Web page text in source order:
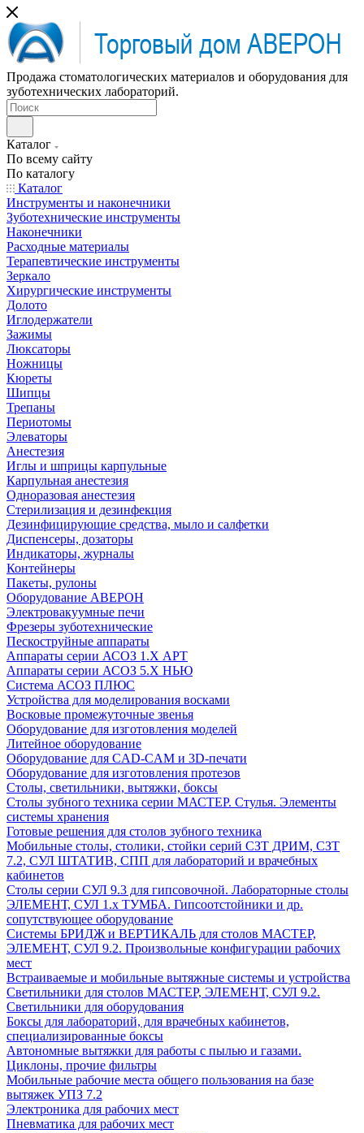
Продажа стоматологических материалов и оборудования для
зуботехнических лабораторий.
Каталог
По всему сайту
По каталогу
Каталог
Инструменты и наконечники
Зуботехнические инструменты
Наконечники
Расходные материалы
Терапевтические инструменты
Зеркало
Хирургические инструменты
Долото
Иглодержатели
Зажимы
Люксаторы
Ножницы
Кюреты
Шипцы
Трепаны
Периотомы
Элеваторы
Анестезия
Иглы и шприцы карпульные
Карпульная анестезия
Одноразовая анестезия
Стерилизация и дезинфекция
Дезинфицирующие средства, мыло и салфетки
Диспенсеры, дозаторы
Индикаторы, журналы
Контейнеры
Пакеты, рулоны
Оборудование АВЕРОН
Электровакуумные печи
Фрезеры зуботехнические
Пескоструйные аппараты
Аппараты серии АСОЗ 1.Х АРТ
Аппараты серии АСОЗ 5.Х НЬЮ
Система АСОЗ ПЛЮС
Устройства для моделирования восками
Восковые промежуточные звенья
Оборудование для изготовления моделей
Литейное оборудование
Оборудование для CAD-CAM и 3D-печати
Оборудование для изготовления протезов
Cтолы, светильники, вытяжки, боксы
Столы зубного техника серии МАСТЕР. Стулья. Элементы
системы хранения
Готовые решения для столов зубного техника
Мобильные столы, столики, стойки серий СЗТ ДРИМ, СЗТ
7.2, СУЛ ШТАТИВ, СПП для лабораторий и врачебных
кабинетов
Столы серии СУЛ 9.3 для гипсовочной. Лабораторные столы
ЭЛЕМЕНТ, СУЛ 1.х ТУМБА. Гипсоотстойники и др.
сопутствующее оборудование
Системы БРИДЖ и ВЕРТИКАЛЬ для столов МАСТЕР,
ЭЛЕМЕНТ, СУЛ 9.2. Произвольные конфигурации рабочих
мест
Встраиваемые и мобильные вытяжные системы и устройства
Светильники для столов МАСТЕР, ЭЛЕМЕНТ, СУЛ 9.2.
Светильники для оборудования
Боксы для лабораторий, для врачебных кабинетов,
специализированные боксы
Автономные вытяжки для работы с пылью и газами.
Циклоны, прочие фильтры
Мобильные рабочие места общего пользования на базе
вытяжек УПЗ 7.2
Электроника для рабочих мест
Пневматика для рабочих мест